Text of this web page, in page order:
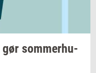
gør som­mer­hu­